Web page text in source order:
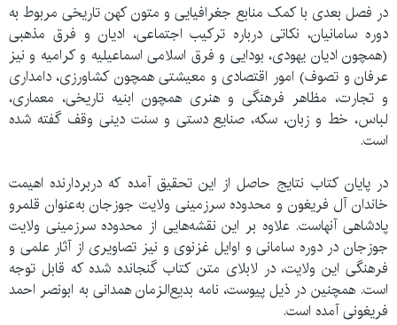
در فصل بعدی با کمک منابع جغرافیایی و متون کهن تاریخی مربوط به
دوره سامانیان، نکاتی درباره ترکیب اجتماعی، ادیان و فرق مذهبی
(همچون ادیان یهودی، بودایی و فرق اسلامی اسماعیلیه و کرامیه و نیز
عرفان و تصوف) امور اقتصادی و معیشتی همچون کشاورزی، دامداری
و تجارت، مظاهر فرهنگی و هنری همچون ابنیه تاریخی، معماری،
لباس، خط و زبان، سکه، صنایع دستی و سنت دینی وقف گفته شده
است.
در پایان کتاب نتایج حاصل از این تحقیق آمده که دربردارنده اهیمت
خاندان آل فریغون و محدوده سرزمینی ولایت جوزجان به‌عنوان قلمرو
پادشاهی آنهاست. علاوه بر این نقشه‌هایی از محدوده سرزمینی ولایت
جوزجان در دوره سامانی و اوایل غزنوی و نیز تصاویری از آثار علمی و
فرهنگی این ولایت، در لابلای متن کتاب گنجانده شده که قابل توجه
است. همچنین در ذیل پیوست، نامه بدیع‌الزمان همدانی به ابونصر احمد
فریغونی آمده است.